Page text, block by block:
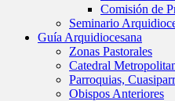
Comisión de
Seminario
Guía Arquidiocesana
Zonas Pastorales
Catedral
Parroquias,
Obispos Anteriores